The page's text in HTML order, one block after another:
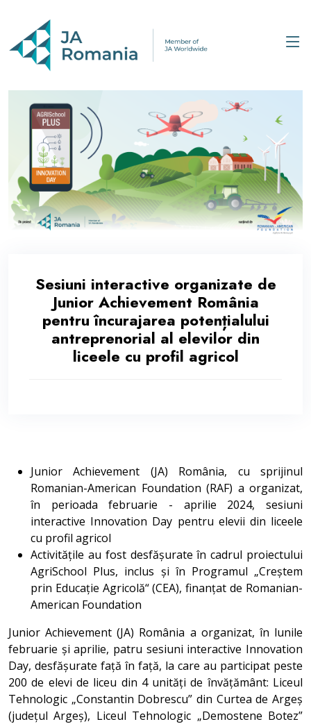
Sesiuni interactive organizate de
Junior Achievement România
pentru încurajarea potențialului
antreprenorial al elevilor din
liceele cu profil agricol
Junior Achievement (JA) România, cu sprijinul
Romanian-American Foundation (RAF) a organizat,
în perioada februarie - aprilie 2024, sesiuni
interactive Innovation Day pentru elevii din liceele
cu profil agricol
Activitățile au fost desfășurate în cadrul proiectului
AgriSchool Plus, inclus și în Programul „Creștem
prin Educație Agricolă“ (CEA), finanțat de Romanian-
American Foundation
Junior Achievement (JA) România a organizat, în lunile
februarie și aprilie, patru sesiuni interactive Innovation
Day, desfășurate față în față, la care au participat peste
200 de elevi de liceu din 4 unități de învățământ: Liceul
Tehnologic „Constantin Dobrescu” din Curtea de Argeș
(județul Argeș), Liceul Tehnologic „Demostene Botez”